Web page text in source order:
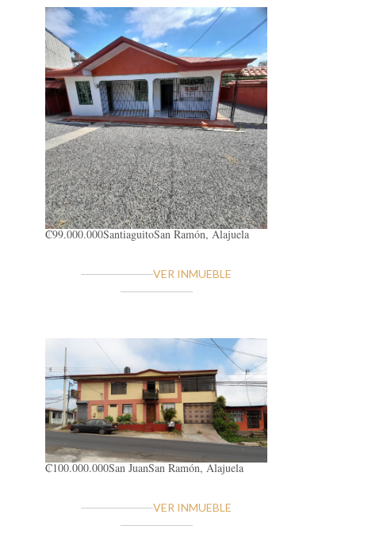
₡99.000.000SantiaguitoSan Ramón, Alajuela
VER INMUEBLE
₡100.000.000San JuanSan Ramón, Alajuela
VER INMUEBLE